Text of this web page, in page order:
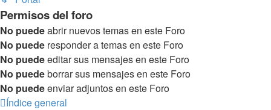
Permisos del foro
No puedeabrir nuevos temas en este Foro
No puede responder a temas en este Foro
No puedeeditar sus mensajes en este Foro
No puedeborrar sus mensajes en este Foro
No puedeenviar adjuntos en este Foro
Índice general